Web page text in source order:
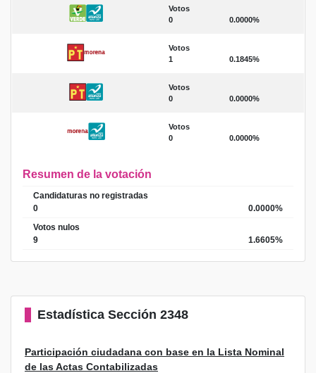
Votos
0
0.0000%
Votos
1
0.1845%
Votos
0
0.0000%
Votos
0
0.0000%
Resumen de la votación
Candidaturas no registradas
0
0.0000%
Votos nulos
9
1.6605%
Estadística Sección 2348
Participación ciudadana con base en la Lista Nominal
de las Actas Contabilizadas